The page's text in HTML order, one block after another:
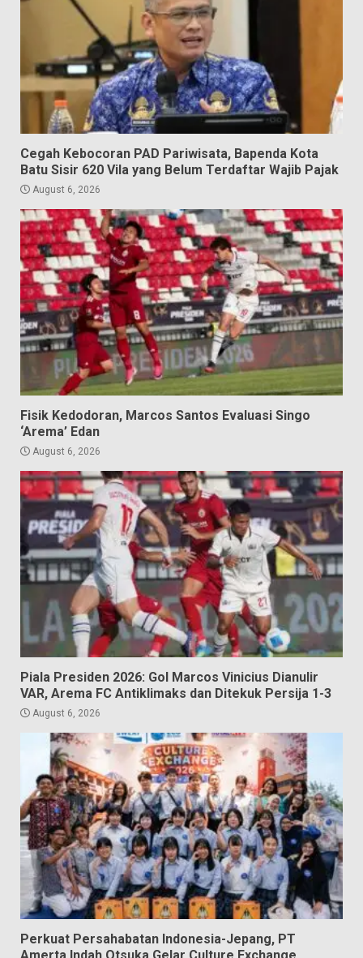
Cegah Kebocoran PAD Pariwisata, Bapenda Kota
Batu Sisir 620 Vila yang Belum Terdaftar Wajib Pajak
August 6, 2026
Fisik Kedodoran, Marcos Santos Evaluasi Singo
‘Arema’ Edan
August 6, 2026
Piala Presiden 2026: Gol Marcos Vinicius Dianulir
VAR, Arema FC Antiklimaks dan Ditekuk Persija 1-3
August 6, 2026
Perkuat Persahabatan Indonesia-Jepang, PT